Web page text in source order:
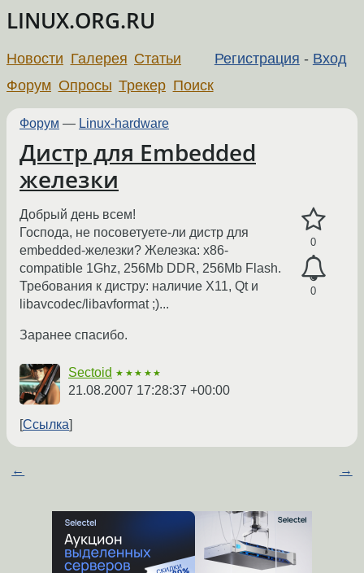
LINUX.ORG.RU
Регистрация - Вход
Новости Галерея Статьи
Форум Опросы Трекер Поиск
Форум — Linux-hardware
Дистр для Embedded
железки
0
0
Добрый день всем!
Господа, не посоветуете-ли дистр для
embedded-железки? Железка: x86-
compatible 1Ghz, 256Mb DDR, 256Mb Flash.
Требования к дистру: наличие X11, Qt и
libavcodec/libavformat ;)...
Заранее спасибо.
Sectoid ★★★★★
21.08.2007 17:28:37 +00:00
Ссылка
← →